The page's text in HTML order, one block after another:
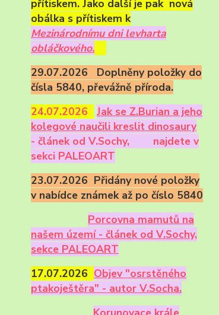
přítiskem. Jako další je pak nová
obálka s přítiskem k
Mezinárodnímu dni levharta
obláčkového.
29.07.2026 Doplněny položky do
čísla 5840, převážně příroda.
24.07.2026
Jak se Z.Burian a jeho
kolegové naučili kreslit dinosaury
- článek od V.Sochy,
najdete v
sekci PALEOART
23.07.2026 Přidány nové položky
v nabídce známek až po číslo 5840
Porcovna mamutů na
našem území - článek od V.Sochy,
sekce PALEOART
17.07.2026 Objev "osrstěného
ptakoještěra" - autor V.Socha.